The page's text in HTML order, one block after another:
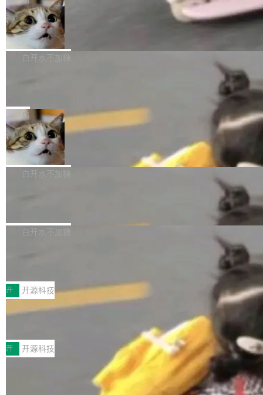
l 迁移或唤醒时，新宿主从 S3 恢复 SQLite 数据
库继续执行。存储库是持久化的唯一真相...
te 17 Pro、OPPO K15，要么是vivo X300 E这
样的次旗舰。 Galaxy Z Fold8 Ultra / Z Fold8 /
Z Flip8三款折叠屏新机均在7月22日发布，且全
部搭载骁龙8 Elite Gen5 for Galaxy，它们本该
本控制系统。目前处于 Early Access 阶段。 De
ltaDB 的核心思路直接写在 landing page 最显
眼的位置：「Software is made between com
mits」——软件是在 commit 之间写出来的。git
是把这段空隙补上。 回退到任何一次编辑：Delt
aDB 捕获 commit 之间的每一次操作，...
SpaceXAI 单季资本开支达 183 亿美元
根据风险投资人Tomer Tunguz 博客（VC 分
析）披露的最新分析与第二季度业绩报告，Spac
微软同期总资本开支的四成。 与亚马逊、Alpha
bet、微软以及 Meta 等传统科技巨头相比，Spa
ceXAI的资金消耗速度尤为引人瞩目。然而，支
撑庞大支出的资金来源却呈现出截然不同的面
貌。数据显示，微软和 Meta 主要依托充沛的经
白开水不加糖
一个在终端里运行的编程 agent；Muse Spark
1.2，驱动这个 agent 的新模型。一句话概括：
你可以用 curl -fsSL https://dev.meta.ai/install.
sh | bash 安装一个能在大项目里自动规划、写
代码、验证结果的 AI 终端工具。 据介绍，Muse
个主 agent 循环，外加一组后台 agent。这些后
局
美团开源 LoHoSearch，用知识图谱校
准 AI 能力认知
机器出题的前提，是让机器拥有全局视野。整个
构建流程可以分为四个环节：建图 → 控制难度
白开水不加糖
库，并将作为transport接入Mooncake TENT。
MPComm将作为一种传输引擎接入Mooncake T
ENT，实现零拷贝传输性能提升30%、非零拷贝
传输性能最高提升5倍。UCL-MPComm底层基
于自研UCL-Engine通信引擎，后续腾讯网平将
持续开源更多基于UCL-Engine的高性能通信组
件。 腾讯网平团队在UCL-MPComm中实现了一
个独立于业务线程的全局通信引擎（Engine），
白开水不加糖
型案例入选名单》，深信服“面向企业研发场景的
开源 AI 编程平台 CoStrict 应用”凭借卓越的技术
创新与落地成效成功入选。 全链路私有化部署，
助力企业AI研发安全落地 当前，越来越多企业已
经开始引入 AI Coding 工具，通过调用公有云模
型或企业内部部署模型提升研发效率。但随着 AI
Coding 从个人辅助工具逐步走向团队级、组织
级应用，企业在规模化落地过程中，对安全性、
开 开源科技
深信服AI算力网关入选工信部人工智能
前不久，工业和信息化部正式发布《2025年人工
智能应用典型案例名单》，集中展示人工智能在
各领域的应用成果，覆盖技术底座、行业赋能、
产品应用、支撑保障、专题等五大方向。深信服
AI算力网关（AI创新平台）成功入选！ 随着各行
开 开源科技
Jeff Dean 离开 Google：一个时代的结
束，一个实验室的开始
Google 员工编号 20。MapReduce 作者之一。